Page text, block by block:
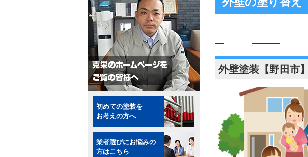
外壁塗装【野田市】
初めての塗装を
お考えの方へ
業者選びにお悩みの
方はこちら